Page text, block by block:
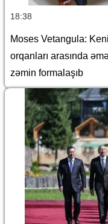
18:38
Moses Vetangula:
orqanları arasında
zəmin formalaşıb